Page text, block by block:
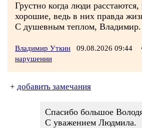
Грустно когда люди
хорошие, ведь в них правда
С душевным теплом, Владимир.
Владимир Уткин 09.08.2026 09:44
нарушении
+ добавить замечания
Спасибо большое
С уважением Людмила.